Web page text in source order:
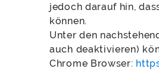
jedoch darauf hin,
können.
Unter den
auch deaktivieren)
Chrome Browser: